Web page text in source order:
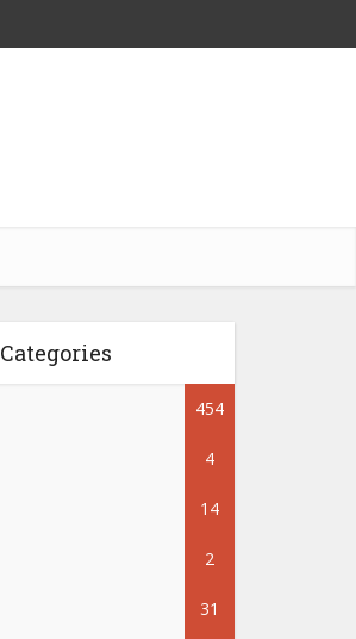
Categories
454
4
14
2
31